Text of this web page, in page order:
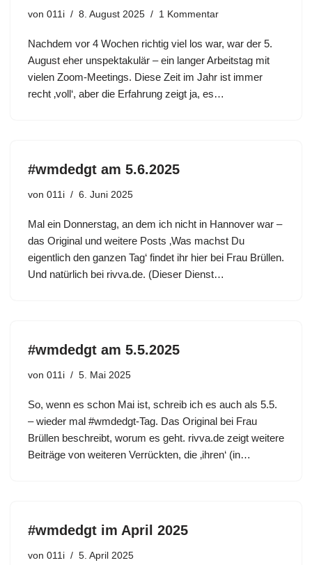
von 011i 8. August 2025 1 Kommentar
Nachdem vor 4 Wochen richtig viel los war, war der 5.
August eher unspektakulär – ein langer Arbeitstag mit
vielen Zoom-Meetings. Diese Zeit im Jahr ist immer
recht ‚voll‘, aber die Erfahrung zeigt ja, es…
#wmdedgt am 5.6.2025
von 011i 6. Juni 2025
Mal ein Donnerstag, an dem ich nicht in Hannover war –
das Original und weitere Posts ‚Was machst Du
eigentlich den ganzen Tag‘ findet ihr hier bei Frau Brüllen.
Und natürlich bei rivva.de. (Dieser Dienst…
#wmdedgt am 5.5.2025
von 011i 5. Mai 2025
So, wenn es schon Mai ist, schreib ich es auch als 5.5.
– wieder mal #wmdedgt-Tag. Das Original bei Frau
Brüllen beschreibt, worum es geht. rivva.de zeigt weitere
Beiträge von weiteren Verrückten, die ‚ihren‘ (in…
#wmdedgt im April 2025
von 011i 5. April 2025